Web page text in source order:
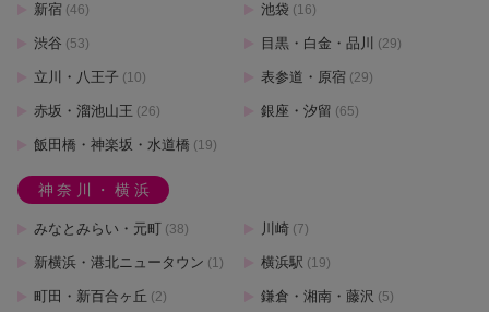
新宿 (46) 池袋 (16)
渋谷 (53) 目黒・白金・品川 (29)
立川・八王子 (10) 表参道・原宿 (29)
赤坂・溜池山王 (26) 銀座・汐留 (65)
飯田橋・神楽坂・水道橋 (19)
神奈川・横浜
みなとみらい・元町 (38) 川崎 (7)
新横浜・港北ニュータウン (1) 横浜駅 (19)
町田・新百合ヶ丘 (2) 鎌倉・湘南・藤沢 (5)